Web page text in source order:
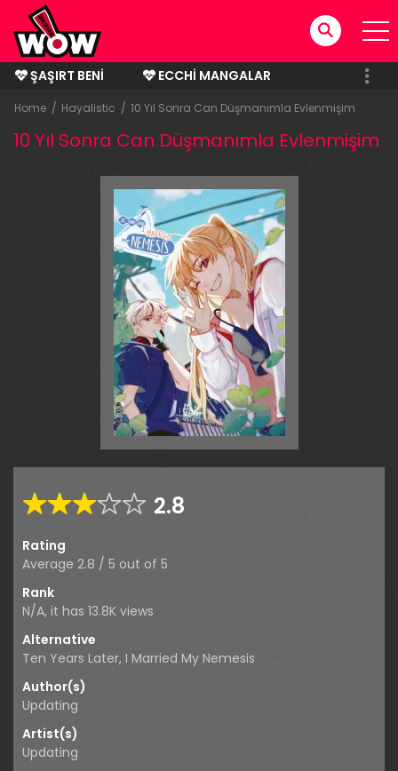
ŞAŞIRT BENI
ECCHI MANGALAR
BITMIŞ MANGALAR
Home Hayalistic 10 Yıl Sonra Can Düşmanımla Evlenmişim
10 Yıl Sonra Can Düşmanımla Evlenmişim
2.8
Rating
Average 2.8 / 5 out of 5
Rank
N/A, it has 13.8K views
Alternative
Ten Years Later, I Married My Nemesis
Author(s)
Updating
Artist(s)
Updating